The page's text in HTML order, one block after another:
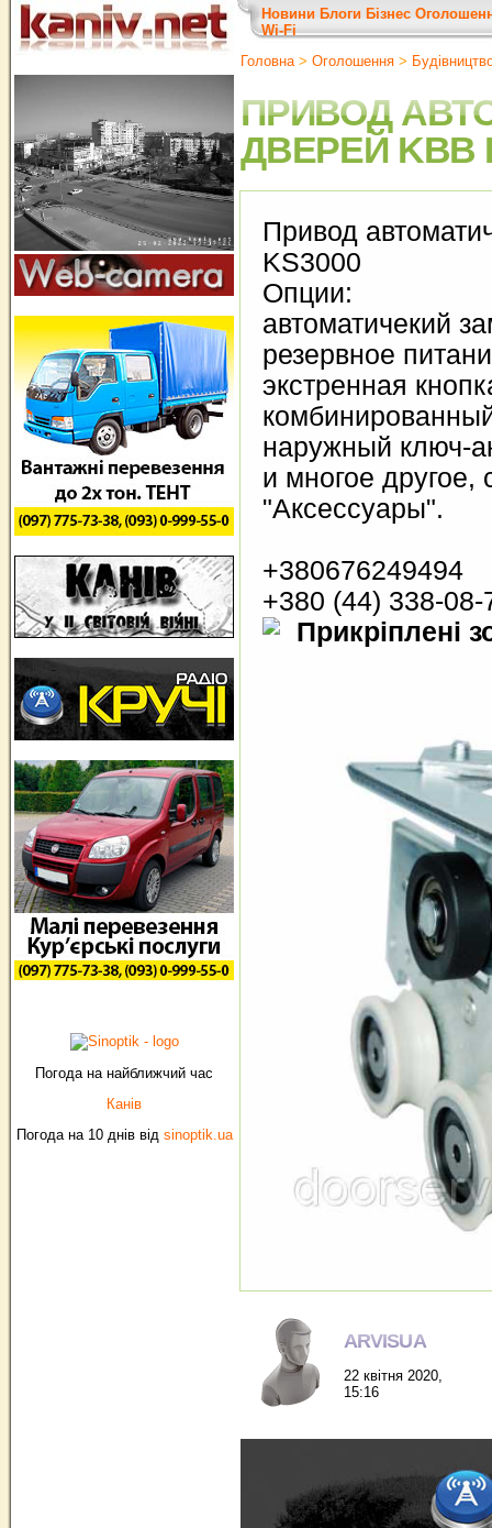
Погода на найближчий час
Канів
Погода на 10 днів від sinoptik.ua
Новини Блоги Бізнес
Wi-Fi
Головна> Оголошення >
ПРИВОД
ДВЕРЕЙ KBB
Привод
KS3000
Опции:
автоматичекий
резервное
экстренная
наружный ключ-
и многое другое,
"Аксессуары".
+380676249494
+380 (44) 338-08-
Прикріплені
ARVISUA
22 квітня 2020,
15:16